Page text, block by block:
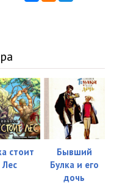
стоит
Лес
Бывший
Булка и его
дочь